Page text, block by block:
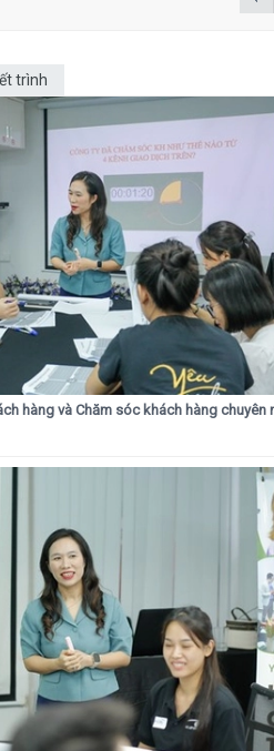
trình
hàng và Chăm sóc khách hàng chuyên